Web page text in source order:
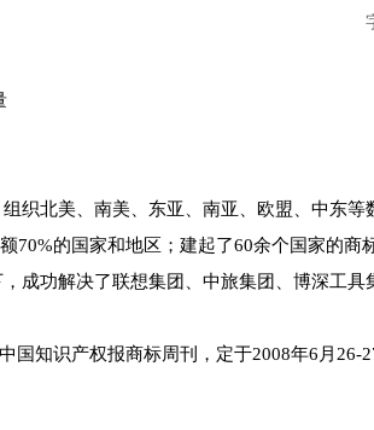
织北美、南美、东亚、南亚、欧盟、中东等
70%的国家和地区；建起了60余个国家的商
成功解决了联想集团、中旅集团、博深工具
知识产权报商标周刊，定于2008年6月26-